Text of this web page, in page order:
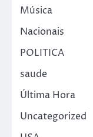
Música
Nacionais
POLITICA
saude
Última Hora
Uncategorized